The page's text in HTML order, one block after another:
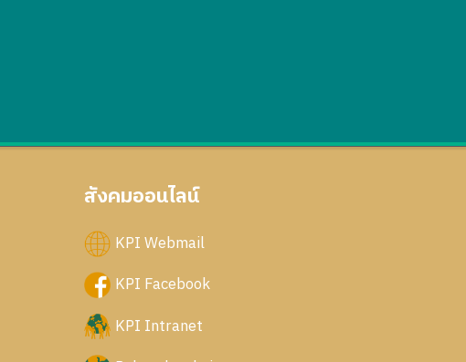
สังคมออนไลน์
KPI Webmail
KPI Facebook
KPI Intranet